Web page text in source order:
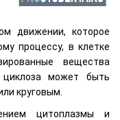
движении, которое
процессу, в клетке
вещества
циклоза может быть
круговым.
цитоплазмы и